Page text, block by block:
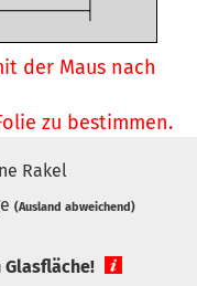
der Maus nach
zu bestimmen.
Rakel
(Ausland abweichend)